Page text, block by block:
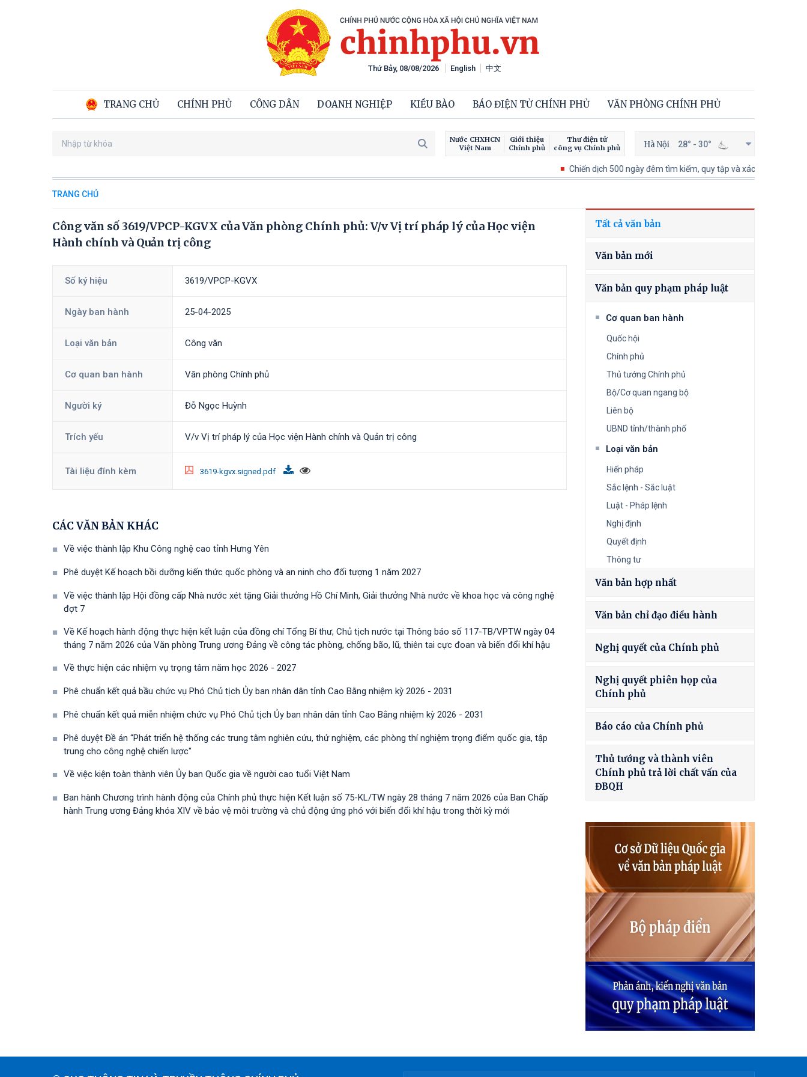
English 中文
TRANG CHỦ CHÍNH PHỦ CÔNG DÂN DOANH NGHIỆP KIỀU BÀO BÁO ĐIỆN TỬ CHÍNH PHỦ VĂN PHÒNG CHÍNH PHỦ
Thứ Bảy, 08/08/2026
Nước CHXHCN
Việt Nam
Giới thiệu
Chính phủ
Thư điện tử
công vụ Chính phủ
Hà Nội 28° - 30°
Chiến dịch 500 ngày đêm tìm kiếm, quy tập và xác định danh tính hài
TRANG CHỦ
Công văn số 3619/VPCP-KGVX của Văn phòng Chính phủ: V/v Vị trí pháp lý của Học viện
Hành chính và Quản trị công
Số ký hiệu 3619/VPCP-KGVX
Ngày ban hành 25-04-2025
Loại văn bản Công văn
Cơ quan ban hành Văn phòng Chính phủ
Người ký Đỗ Ngọc Huỳnh
Trích yếu V/v Vị trí pháp lý của Học viện Hành chính và Quản trị công
Tài liệu đính kèm 3619-kgvx.signed.pdf
CÁC VĂN BẢN KHÁC
Về việc thành lập Khu Công nghệ cao tỉnh Hưng Yên
Phê duyệt Kế hoạch bồi dưỡng kiến thức quốc phòng và an ninh cho đối tượng 1 năm 2027
Về việc thành lập Hội đồng cấp Nhà nước xét tặng Giải thưởng Hồ Chí Minh, Giải thưởng Nhà nước về khoa học và công nghệ
đợt 7
Về Kế hoạch hành động thực hiện kết luận của đồng chí Tổng Bí thư, Chủ tịch nước tại Thông báo số 117-TB/VPTW ngày 04
tháng 7 năm 2026 của Văn phòng Trung ương Đảng về công tác phòng, chống bão, lũ, thiên tai cực đoan và biến đổi khí hậu
Về thực hiện các nhiệm vụ trọng tâm năm học 2026 - 2027
Phê chuẩn kết quả bầu chức vụ Phó Chủ tịch Ủy ban nhân dân tỉnh Cao Bằng nhiệm kỳ 2026 - 2031
Phê chuẩn kết quả miễn nhiệm chức vụ Phó Chủ tịch Ủy ban nhân dân tỉnh Cao Bằng nhiệm kỳ 2026 - 2031
Phê duyệt Đề án “Phát triển hệ thống các trung tâm nghiên cứu, thử nghiệm, các phòng thí nghiệm trọng điểm quốc gia, tập
trung cho công nghệ chiến lược"
Về việc kiện toàn thành viên Ủy ban Quốc gia về người cao tuổi Việt Nam
Ban hành Chương trình hành động của Chính phủ thực hiện Kết luận số 75-KL/TW ngày 28 tháng 7 năm 2026 của Ban Chấp
hành Trung ương Đảng khóa XIV về bảo vệ môi trường và chủ động ứng phó với biến đổi khí hậu trong thời kỳ mới
Tất cả văn bản
Văn bản mới
Văn bản quy phạm pháp luật
Cơ quan ban hành
Quốc hội
Chính phủ
Thủ tướng Chính phủ
Bộ/Cơ quan ngang bộ
Liên bộ
UBND tỉnh/thành phố
Loại văn bản
Hiến pháp
Sắc lệnh - Sắc luật
Luật - Pháp lệnh
Nghị định
Quyết định
Thông tư
Văn bản hợp nhất
Văn bản chỉ đạo điều hành
Nghị quyết của Chính phủ
Nghị quyết phiên họp của
Chính phủ
Báo cáo của Chính phủ
Thủ tướng và thành viên
Chính phủ trả lời chất vấn của
ĐBQH